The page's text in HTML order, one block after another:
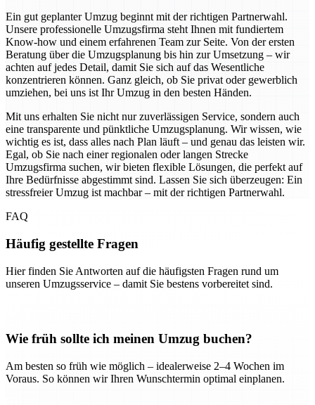
Ein gut geplanter Umzug beginnt mit der richtigen Partnerwahl.
Unsere professionelle Umzugsfirma steht Ihnen mit fundiertem
Know-how und einem erfahrenen Team zur Seite. Von der ersten
Beratung über die Umzugsplanung bis hin zur Umsetzung – wir
achten auf jedes Detail, damit Sie sich auf das Wesentliche
konzentrieren können. Ganz gleich, ob Sie privat oder gewerblich
umziehen, bei uns ist Ihr Umzug in den besten Händen.
Mit uns erhalten Sie nicht nur zuverlässigen Service, sondern auch
eine transparente und pünktliche Umzugsplanung. Wir wissen, wie
wichtig es ist, dass alles nach Plan läuft – und genau das leisten wir.
Egal, ob Sie nach einer regionalen oder langen Strecke
Umzugsfirma suchen, wir bieten flexible Lösungen, die perfekt auf
Ihre Bedürfnisse abgestimmt sind. Lassen Sie sich überzeugen: Ein
stressfreier Umzug ist machbar – mit der richtigen Partnerwahl.
FAQ
Häufig gestellte Fragen
Hier finden Sie Antworten auf die häufigsten Fragen rund um
unseren Umzugsservice – damit Sie bestens vorbereitet sind.
Wie früh sollte ich meinen Umzug buchen?
Am besten so früh wie möglich – idealerweise 2–4 Wochen im
Voraus. So können wir Ihren Wunschtermin optimal einplanen.